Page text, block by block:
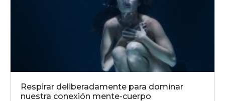
Respirar deliberadamente para dominar
nuestra conexión mente-cuerpo